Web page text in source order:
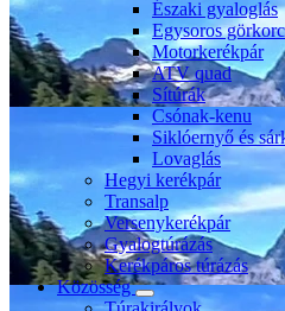
Északi gyaloglás
Egysoros
Motorkerékpár
ATV quad
Sítúrák
Csónak-kenu
Siklóernyő és
Lovaglás
Hegyi kerékpár
Transalp
Versenykerékpár
Gyalogtúrázás
Kerékpáros túrázás
Közösség